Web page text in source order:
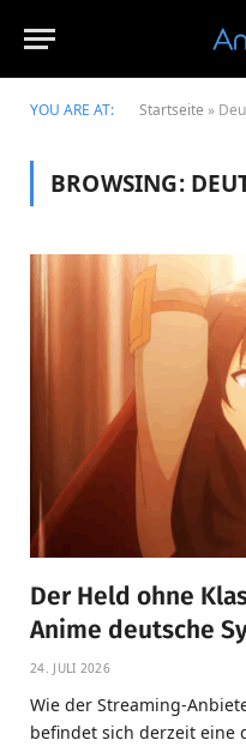
YOU ARE AT: Startseite »
BROWSING:
Der Held ohne
Anime deutsche
24. JULI 2026
Wie der Streaming-
befindet sich derzeit eine